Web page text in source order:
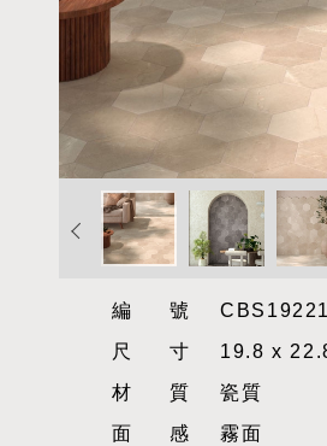
編號
尺寸19.8 x
材質瓷質
面感霧面